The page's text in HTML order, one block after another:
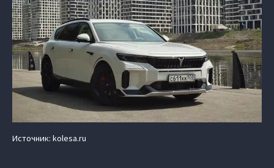
Источник: kolesa.ru